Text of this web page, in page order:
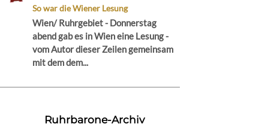
So war die Wiener Lesung
Wien/ Ruhrgebiet - Donnerstag
abend gab es in Wien eine Lesung -
vom Autor dieser Zeilen gemeinsam
mit dem dem...
Ruhrbarone-Archiv